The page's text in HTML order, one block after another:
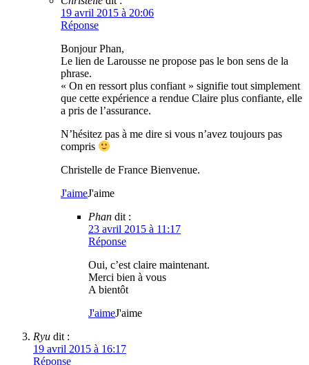
19 avril 2015 à 20:06
Réponse
Bonjour Phan,
Le lien de Larousse ne propose pas le bon sens de la
phrase.
« On en ressort plus confiant » signifie tout simplement
que cette expérience a rendue Claire plus confiante, elle
a pris de l’assurance.
N’hésitez pas à me dire si vous n’avez toujours pas
compris
Christelle de France Bienvenue.
J'aimeJ'aime
Phan dit :
23 avril 2015 à 11:17
Réponse
Oui, c’est claire maintenant.
Merci bien à vous
A bientôt
J'aimeJ'aime
Ryu dit :
19 avril 2015 à 16:17
Réponse